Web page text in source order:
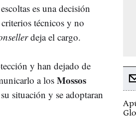
es una decisión
técnicos y no
deja el cargo.
y han dejado de
a los Mossos
situación y se adoptaran